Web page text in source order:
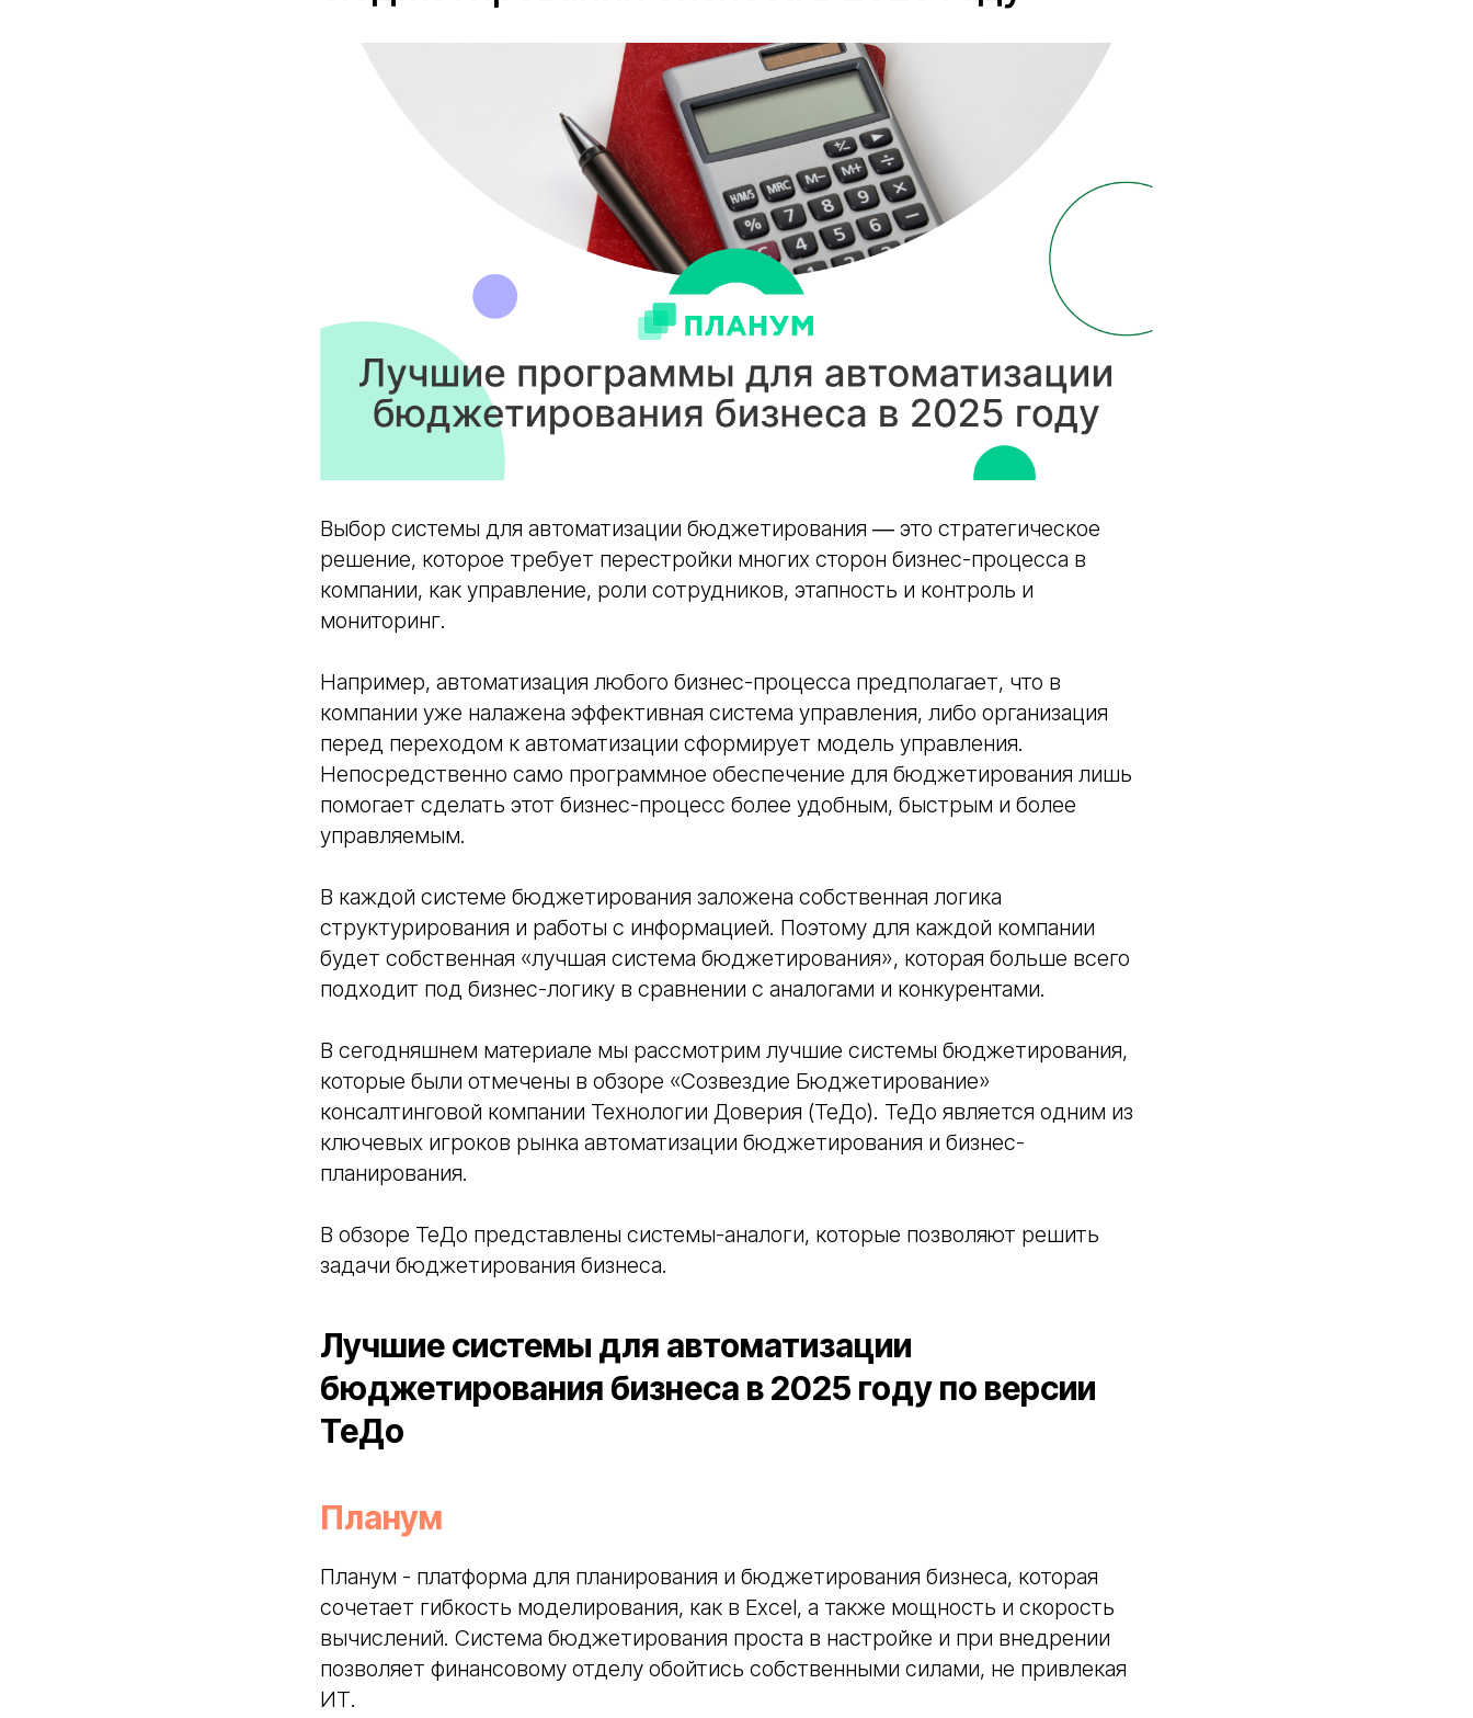
Выбор системы для автоматизации бюджетирования ― это стратегическое
решение, которое требует перестройки многих сторон бизнес-процесса в
компании, как управление, роли сотрудников, этапность и контроль и
мониторинг.
Например, автоматизация любого бизнес-процесса предполагает, что в
компании уже налажена эффективная система управления, либо организация
перед переходом к автоматизации сформирует модель управления.
Непосредственно само программное обеспечение для бюджетирования лишь
помогает сделать этот бизнес-процесс более удобным, быстрым и более
управляемым.
В каждой системе бюджетирования заложена собственная логика
структурирования и работы с информацией. Поэтому для каждой компании
будет собственная «лучшая система бюджетирования», которая больше всего
подходит под бизнес-логику в сравнении с аналогами и конкурентами.
В сегодняшнем материале мы рассмотрим лучшие системы бюджетирования,
которые были отмечены в обзоре «Созвездие Бюджетирование»
консалтинговой компании Технологии Доверия (ТеДо). ТеДо является одним из
ключевых игроков рынка автоматизации бюджетирования и бизнес-
планирования.
В обзоре ТеДо представлены системы-аналоги, которые позволяют решить
задачи бюджетирования бизнеса.
Лучшие системы для автоматизации
бюджетирования бизнеса в 2025 году по версии
ТеДо
Планум
Планум - платформа для планирования и бюджетирования бизнеса, которая
сочетает гибкость моделирования, как в Excel, а также мощность и скорость
вычислений. Система бюджетирования проста в настройке и при внедрении
позволяет финансовому отделу обойтись собственными силами, не привлекая
ИТ.